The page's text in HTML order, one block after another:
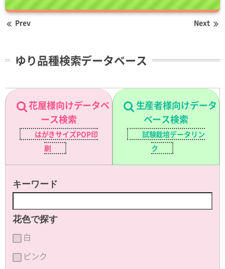
Prev Next
ゆり品種検索データベース
花屋様向けデータベ
ース検索
はがきサイズPOP印
刷
生産者様向けデータ
ベース検索
試験栽培データリン
ク
キーワード
花色で探す
白
ピンク